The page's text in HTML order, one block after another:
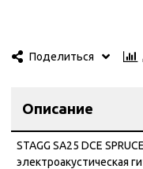
Поделиться
Описание
STAGG SA25 DCE
электроакустическая